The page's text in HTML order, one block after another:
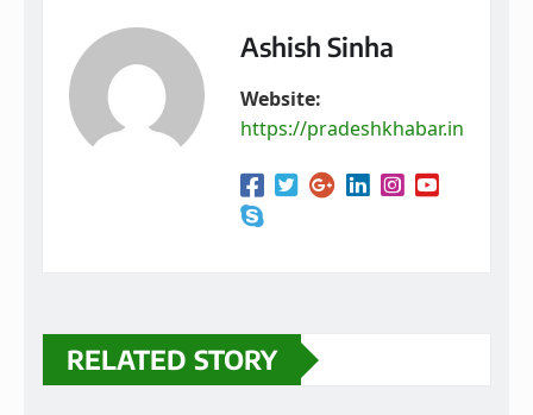
Ashish Sinha
Website:
https://pradeshkhabar.in
RELATED STORY